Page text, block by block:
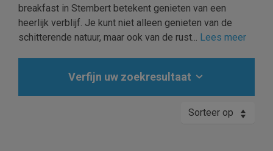
breakfast in Stembert betekent genieten van een
heerlijk verblijf. Je kunt niet alleen genieten van de
schitterende natuur, maar ook van de rust... Lees meer
Verfijn uw zoekresultaat
Sorteer op